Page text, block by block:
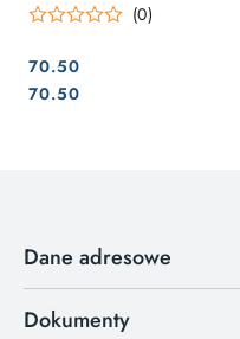
rurowy
(0)
Cena:
70.50
Cena:
70.50
Dane adresowe
Dokumenty